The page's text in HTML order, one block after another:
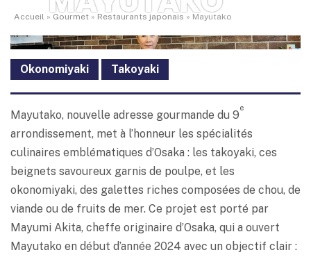
Accueil » Gourmet » Restaurants japonais » Mayutako
Okonomiyaki Takoyaki
Mayutako, nouvelle adresse gourmande du 9
e
arrondissement, met à l’honneur les spécialités
culinaires emblématiques d’Osaka : les takoyaki, ces
beignets savoureux garnis de poulpe, et les
okonomiyaki, des galettes riches composées de chou, de
viande ou de fruits de mer. Ce projet est porté par
Mayumi Akita, cheffe originaire d’Osaka, qui a ouvert
Mayutako en début d’année 2024 avec un objectif clair :